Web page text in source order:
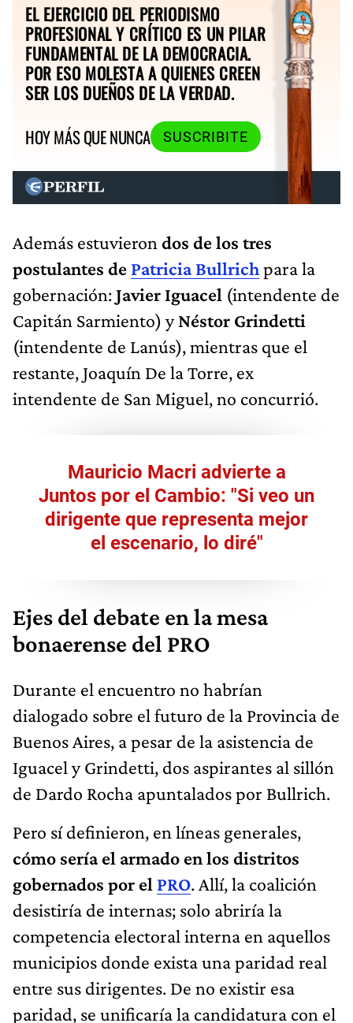
EL EJERCICIO DEL PERIODISMO
PROFESIONAL Y CRÍTICO ES UN PILAR
FUNDAMENTAL DE LA DEMOCRACIA.
POR ESO MOLESTA A QUIENES CREEN
SER LOS DUEÑOS DE LA VERDAD.
HOY MÁS QUE NUNCA
SUSCRIBITE
Además estuvieron dos de los tres
postulantes de Patricia Bullrichpara la
gobernación:Javier Iguacel (intendente de
Capitán Sarmiento) yNéstor Grindetti
(intendente de Lanús), mientras que el
restante, Joaquín De la Torre, ex
intendente de San Miguel, no concurrió.
Mauricio Macri advierte a
Juntos por el Cambio: "Si veo un
dirigente que representa mejor
el escenario, lo diré"
Ejes del debate en la mesa
bonaerense del PRO
Durante el encuentro no habrían
dialogado sobre el futuro de la Provincia de
Buenos Aires, a pesar de la asistencia de
Iguacel y Grindetti, dos aspirantes al sillón
de Dardo Rocha apuntalados por Bullrich.
Pero sí definieron, en líneas generales,
cómo sería el armado en los distritos
gobernados por el PRO. Allí, la coalición
desistiría de internas; solo abriría la
competencia electoral interna en aquellos
municipios donde exista una paridad real
entre sus dirigentes. De no existir esa
paridad, se unificaría la candidatura con el